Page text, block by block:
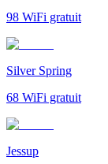
98 WiFi gratuit
Silver Spring
68 WiFi gratuit
Jessup